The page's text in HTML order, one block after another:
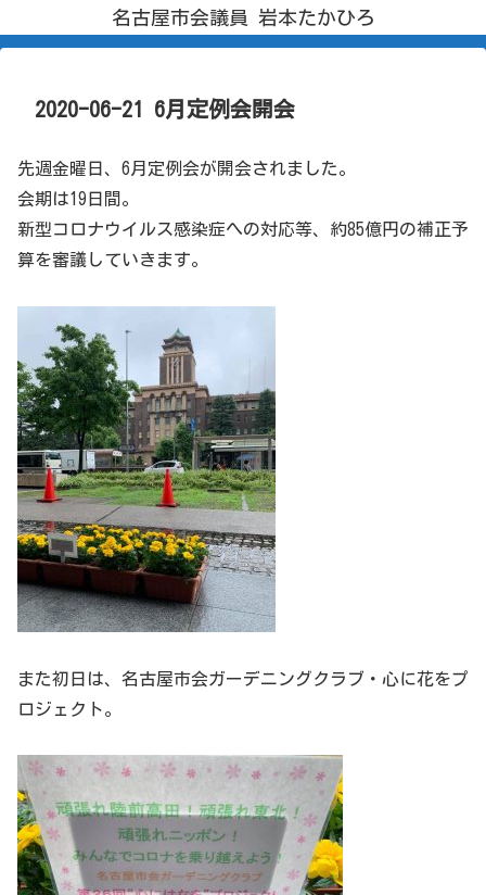
名古屋市会議員 岩本たかひろ
2020-06-21 6月定例会開会
先週金曜日、6月定例会が開会されました。
会期は19日間。
新型コロナウイルス感染症への対応等、約85億円の補正予
算を審議していきます。
また初日は、名古屋市会ガーデニングクラブ・心に花をプ
ロジェクト。